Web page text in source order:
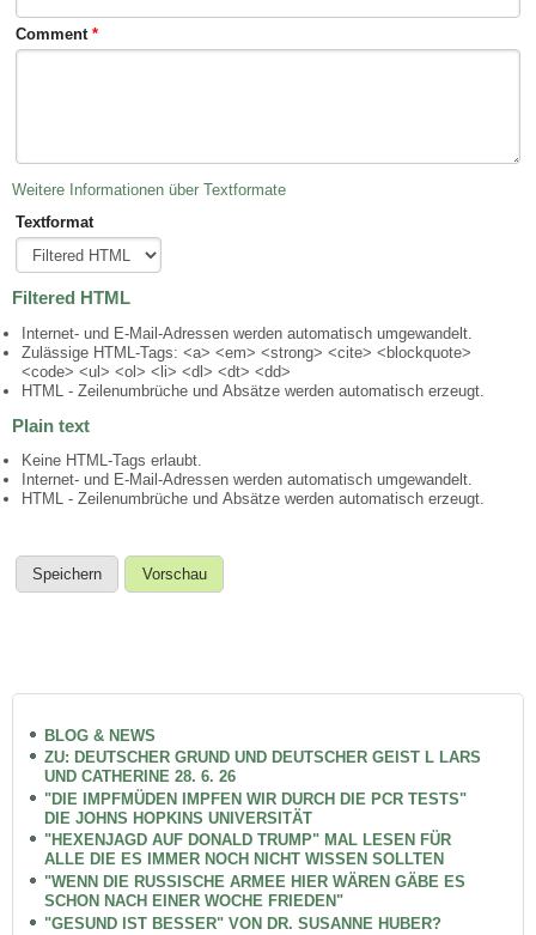
Comment *
Weitere Informationen über Textformate
Textformat
Filtered HTML
Internet- und E-Mail-Adressen werden automatisch umgewandelt.
Zulässige HTML-Tags: <a> <em> <strong> <cite> <blockquote>
<code> <ul> <ol> <li> <dl> <dt> <dd>
HTML - Zeilenumbrüche und Absätze werden automatisch erzeugt.
Plain text
Keine HTML-Tags erlaubt.
Internet- und E-Mail-Adressen werden automatisch umgewandelt.
HTML - Zeilenumbrüche und Absätze werden automatisch erzeugt.
BLOG & NEWS
ZU: DEUTSCHER GRUND UND DEUTSCHER GEIST L LARS
UND CATHERINE 28. 6. 26
"DIE IMPFMÜDEN IMPFEN WIR DURCH DIE PCR TESTS"
DIE JOHNS HOPKINS UNIVERSITÄT
"HEXENJAGD AUF DONALD TRUMP" MAL LESEN FÜR
ALLE DIE ES IMMER NOCH NICHT WISSEN SOLLTEN
"WENN DIE RUSSISCHE ARMEE HIER WÄREN GÄBE ES
SCHON NACH EINER WOCHE FRIEDEN"
"GESUND IST BESSER" VON DR. SUSANNE HUBER?